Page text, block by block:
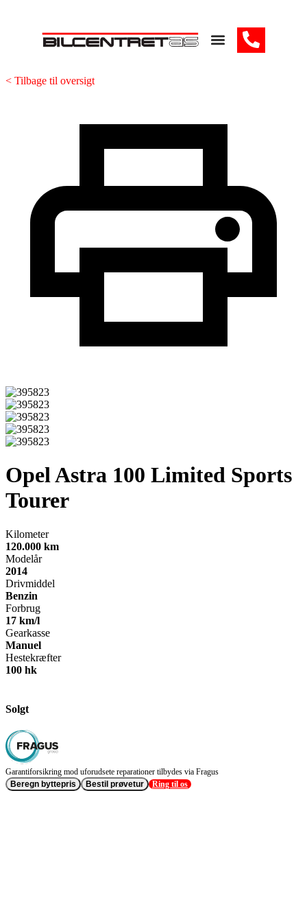
< Tilbage til oversigt
Opel Astra 100 Limited Sports
Tourer
Kilometer
120.000 km
Modelår
2014
Drivmiddel
Benzin
Forbrug
17 km/l
Gearkasse
Manuel
Hestekræfter
100 hk
Solgt
Garantiforsikring mod uforudsete reparationer tilbydes via Fragus
Beregn byttepris
Bestil prøvetur Ring til os